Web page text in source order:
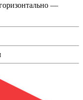
—